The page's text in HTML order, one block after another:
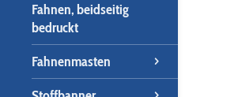
Fahnen, beidseitig
bedruckt
Fahnenmasten